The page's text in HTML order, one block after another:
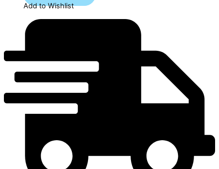
Add to Wishlist